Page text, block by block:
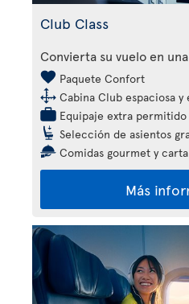
Club Class
Convierta su vuelo en
Paquete Confort
Cabina Club espaciosa y
Equipaje extra permitido
Selección de asientos
Comidas gourmet y
Más